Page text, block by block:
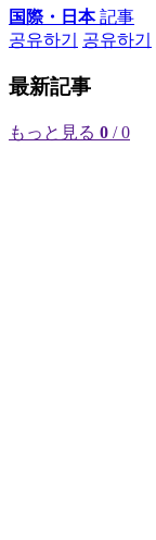
国際・日本記事
공유하기
공유하기
最新記事
もっと見る 0 / 0